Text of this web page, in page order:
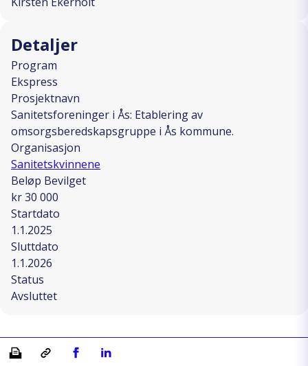
Detaljer
Program
Ekspress
Prosjektnavn
Sanitetsforeninger i Ås: Etablering av
omsorgsberedskapsgruppe i Ås kommune.
Organisasjon
Sanitetskvinnene
Beløp Bevilget
kr 30 000
Startdato
1.1.2025
Sluttdato
1.1.2026
Status
Avsluttet
Skriv ut Kopiera länkDel på Facebook
Del på Linkedin